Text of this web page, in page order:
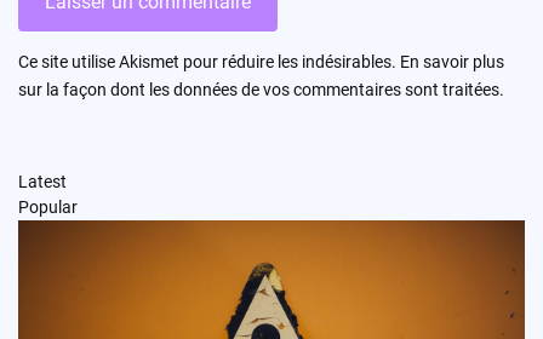
Ce site utilise Akismet pour réduire les indésirables. En savoir plus
sur la façon dont les données de vos commentaires sont traitées.
Latest
Popular